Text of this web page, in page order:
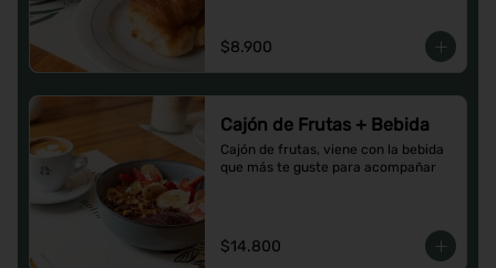
$8.900
Cajón de Frutas + Bebida
Cajón de frutas, viene con la bebida
que más te guste para acompañar
$14.800